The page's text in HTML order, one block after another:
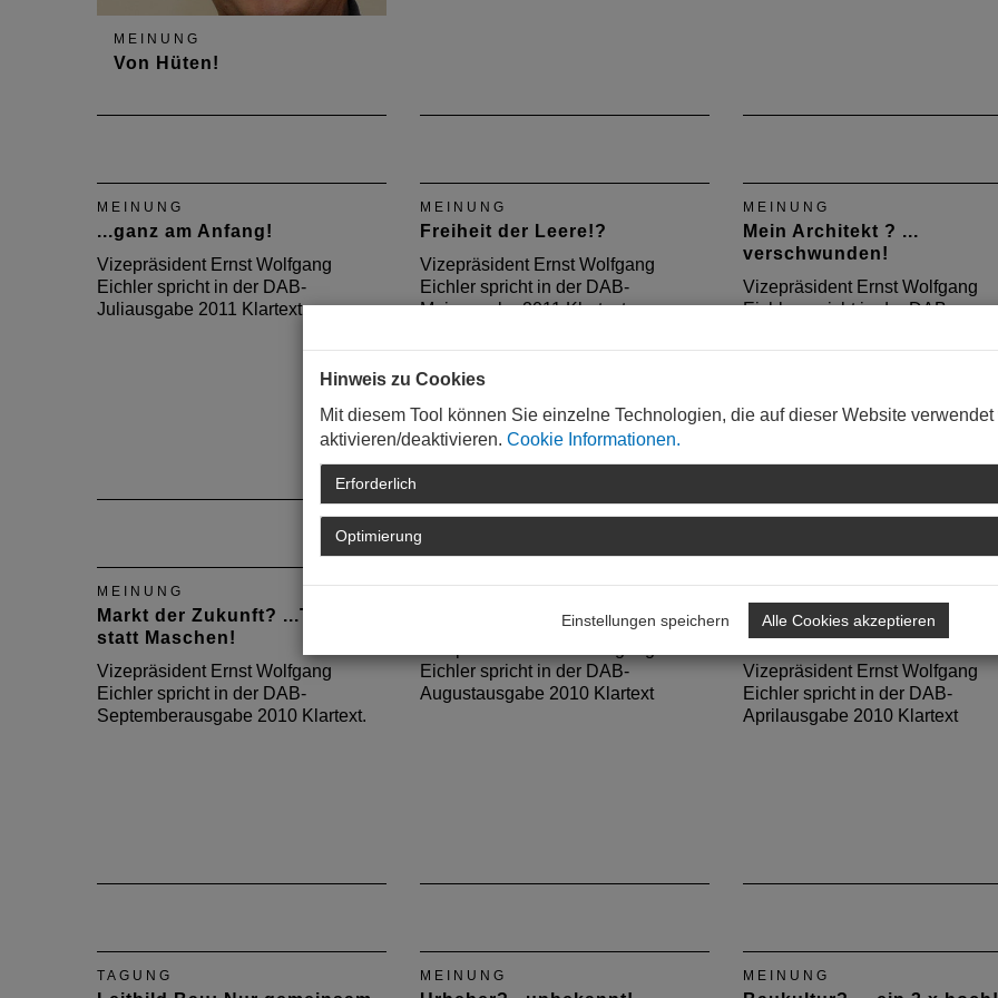
MEINUNG
Von Hüten!
MEINUNG
...ganz am Anfang!
Vizepräsident Ernst Wolfgang
Eichler spricht in der DAB-
Juliausgabe 2011 Klartext.
MEINUNG
Freiheit der Leere!?
Vizepräsident Ernst Wolfgang
Eichler spricht in der DAB-
Maiausgabe 2011 Klartext.
MEINUNG
Mein Architekt ? ...
verschwunden!
Vizepräsident Ernst Wolfgang
Eichler spricht in der DAB-
MEINUNG
Markt der Zukunft? ...Teppich
statt Maschen!
Vizepräsident Ernst Wolfgang
Eichler spricht in der DAB-
Septemberausgabe 2010 Klartext.
Rheinkolleg(en)!
Eichler spricht in der DAB-
Augustausgabe 2010 Klartext
Mein Schaden? ... null
Problem!
Vizepräsident Ernst Wolfgang
Eichler spricht in der DAB-
Aprilausgabe 2010 Klartext
TAGUNG MEINUNG MEINUNG
Hinweis zu Cookies
Mit diesem Tool können Sie einzelne Technologien, die auf dieser Website verwendet
aktivieren/deaktivieren. Cookie Informationen.
Erforderlich
Optimierung
Einstellungen speichern Alle Cookies akzeptieren